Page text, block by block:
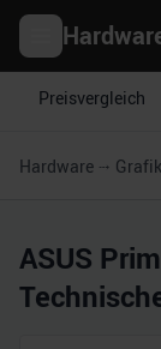
Preisvergleich
Hardware
ASUS